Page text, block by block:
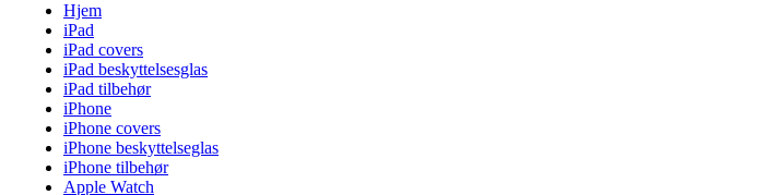
Hjem
iPad
iPad covers
iPad beskyttelsesglas
iPad tilbehør
iPhone
iPhone covers
iPhone beskyttelseglas
iPhone tilbehør
Apple Watch